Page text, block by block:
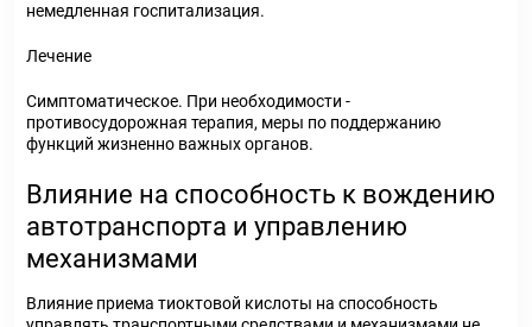
немедленная госпитализация.
Лечение
Симптоматическое. При необходимости -
противосудорожная терапия, меры по поддержанию
функций жизненно важных органов.
Влияние на способность к вождению
автотранспорта и управлению
механизмами
Влияние приема тиоктовой кислоты на способность